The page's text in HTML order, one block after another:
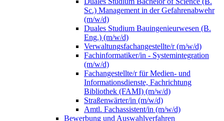
Sc.) Management in der Gefahrenabwehr
(m/w/d)
Duales Studium Bauingenieurwesen (B.
Eng.) (m/w/d)
Verwaltungsfachangestellte/r (m/w/d)
Fachinformatiker/in - Systemintegration
(m/w/d)
Fachangestellte/r für Medien- und
Informationsdienste, Fachrichtung
Bibliothek (FAMI) (m/w/d)
Straßenwärter/in (m/w/d)
Amtl. Fachassistent/in (m/w/d)
Bewerbung und Auswahlverfahren